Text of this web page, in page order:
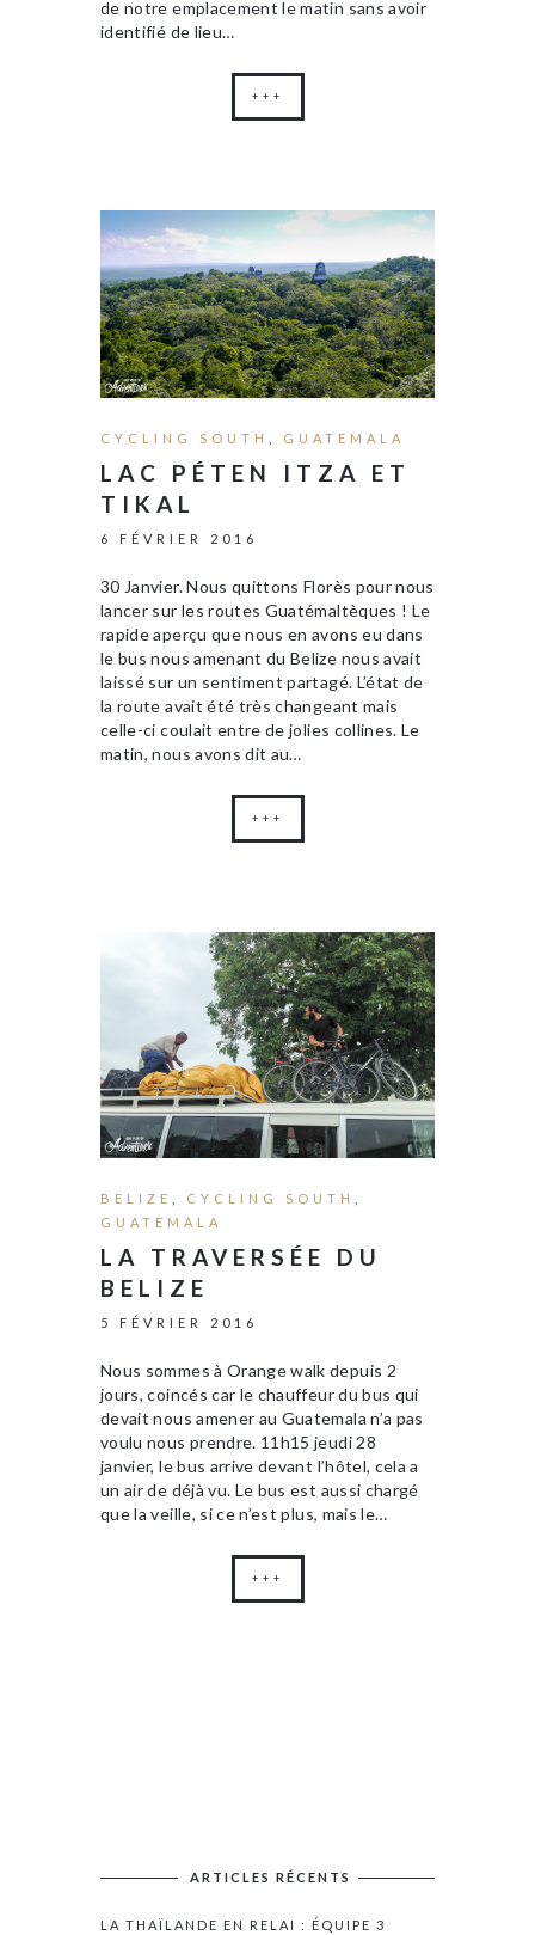
de notre emplacement le matin sans avoir
identifié de lieu…
+++
CYCLING SOUTH GUATEMALA
LAC PÉTEN ITZA ET
TIKAL
6 FÉVRIER 2016
30 Janvier. Nous quittons Florès pour nous
lancer sur les routes Guatémaltèques ! Le
rapide aperçu que nous en avons eu dans
le bus nous amenant du Belize nous avait
laissé sur un sentiment partagé. L’état de
la route avait été très changeant mais
celle-ci coulait entre de jolies collines. Le
matin, nous avons dit au…
+++
BELIZE CYCLING SOUTH
GUATEMALA
LA TRAVERSÉE DU
BELIZE
5 FÉVRIER 2016
Nous sommes à Orange walk depuis 2
jours, coincés car le chauffeur du bus qui
devait nous amener au Guatemala n’a pas
voulu nous prendre. 11h15 jeudi 28
janvier, le bus arrive devant l’hôtel, cela a
un air de déjà vu. Le bus est aussi chargé
que la veille, si ce n’est plus, mais le…
+++
ARTICLES RÉCENTS
LA THAÏLANDE EN RELAI : ÉQUIPE 3